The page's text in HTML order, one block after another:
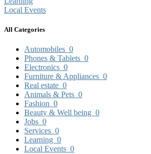
Local Events
All Categories
Automobiles 0
Phones & Tablets 0
Electronics 0
Furniture & Appliances 0
Real estate 0
Animals & Pets 0
Fashion 0
Beauty & Well being 0
Jobs 0
Services 0
Learning 0
Local Events 0